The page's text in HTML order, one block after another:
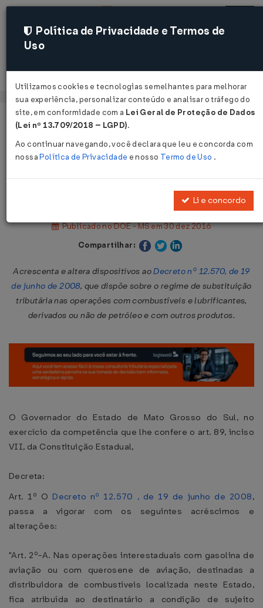
Acessar
Página Inicial
Legislações
Decreto Nº 14637 DE 29/12/2016
Publicado no DOE - MS em 30 dez 2016
Compartilhar:
Acrescenta e altera dispositivos aoDecreto nº 12.570, de 19
de junho de 2008, que dispõe sobre o regime de substituição
tributária nas operações com combustíveis e lubrificantes,
derivados ou não de petróleo e com outros produtos.
O Governador do Estado de Mato Grosso do Sul, no
exercício da competência que lhe confere o art. 89, inciso
VII, da Constituição Estadual,
Decreta:
Art. 1º O Decreto nº 12.570 , de 19 de junho de 2008,
passa a vigorar com os seguintes acréscimos e
alterações:
"Art. 2º-A. Nas operações interestaduais com gasolina de
aviação ou com querosene de aviação, destinadas a
distribuidora de combustíveis localizada neste Estado,
fica atribuída ao destinatário a condição de sujeito
Política de Privacidade e Termos de
Uso
Utilizamos cookies e tecnologias semelhantes para melhorar
sua experiência, personalizar conteúdo e analisar o tráfego do
site, em conformidade com a Lei Geral de Proteção de Dados
(Lei nº 13.709/2018 – LGPD).
Ao continuar navegando, você declara que leu e concorda com
nossaPolítica de Privacidade e nosso Termo de Uso .
Li e concordo